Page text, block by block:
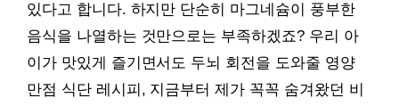
있다고 합니다. 하지만 단순히 마그네슘이 풍부한
음식을 나열하는 것만으로는 부족하겠죠? 우리 아
이가 맛있게 즐기면서도 두뇌 회전을 도와줄 영양
만점 식단 레시피, 지금부터 제가 꼭꼭 숨겨왔던 비